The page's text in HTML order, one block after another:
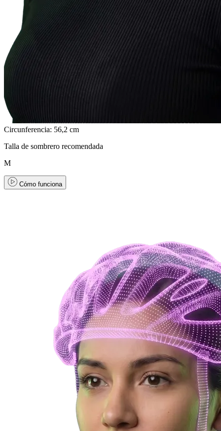
Circunferencia: 56,2 cm
Talla de sombrero recomendada
M
Cómo funciona